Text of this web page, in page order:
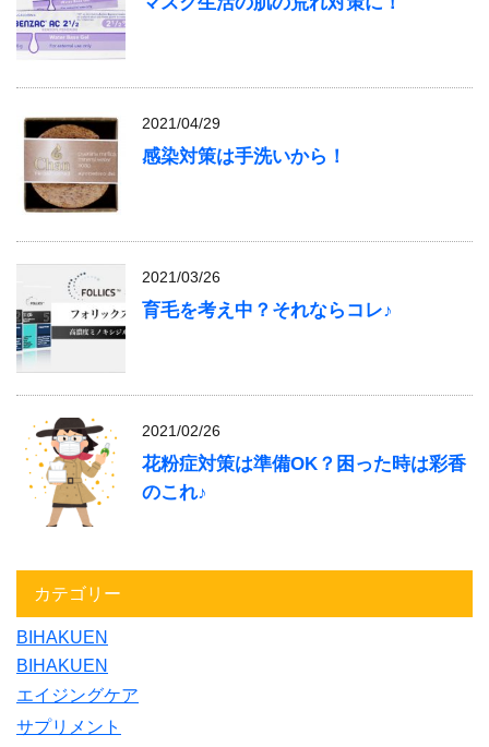
2021/04/29
感染対策は手洗いから！
2021/03/26
育毛を考え中？それならコレ♪
2021/02/26
花粉症対策は準備OK？困った時は彩香
のこれ♪
カテゴリー
BIHAKUEN
BIHAKUEN
エイジングケア
サプリメント